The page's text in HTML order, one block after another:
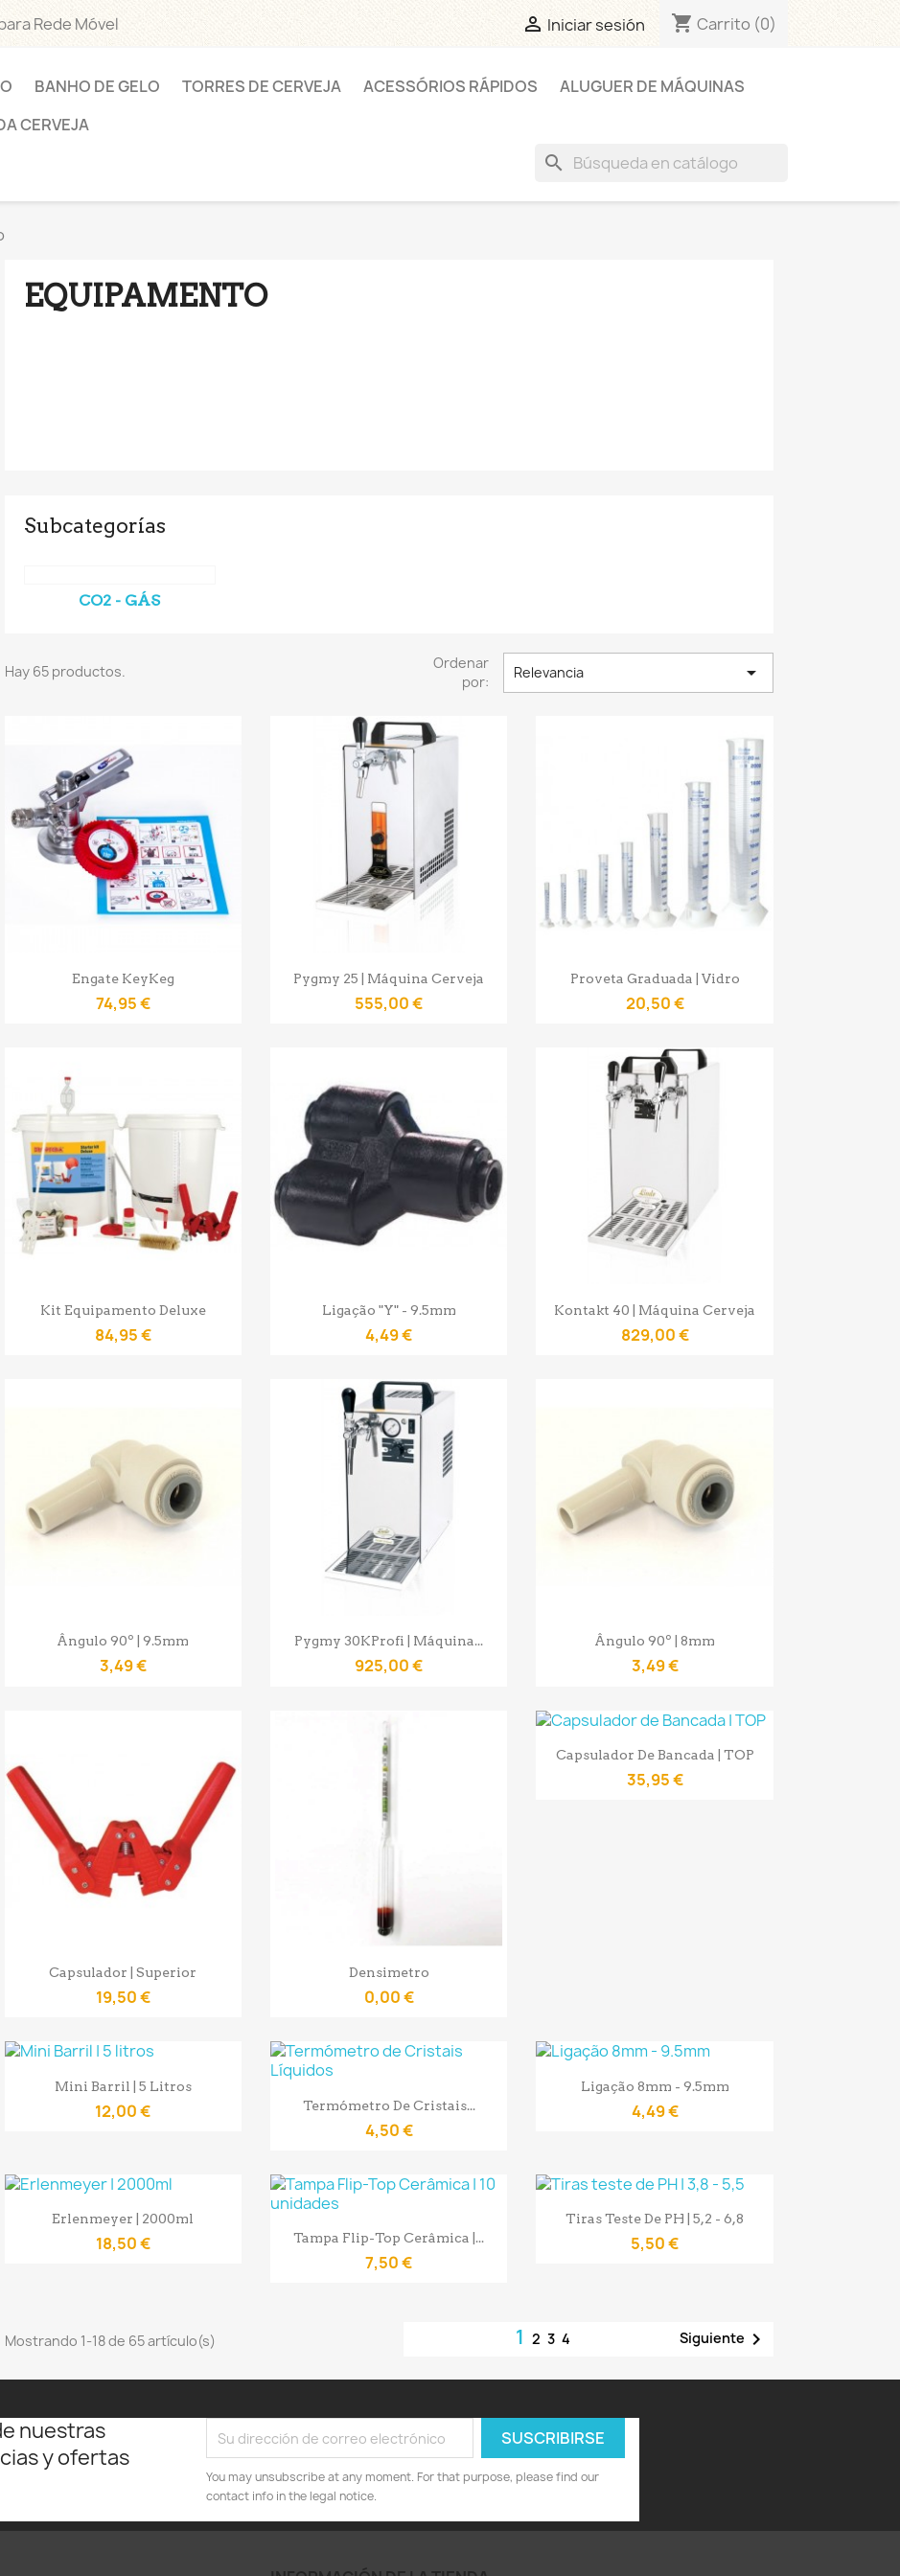
Rede Móvel
 Iniciar sesión shopping_cart Carrito (0)
BANHO DE GELO TORRES DE CERVEJA ACESSÓRIOS RÁPIDOS
ALUGUER DE MÁQUINAS
CERVEJA
search
EQUIPAMENTO
Subcategorías
CO2 - GÁS
Hay 65 productos.
Ordenar
por:
Relevancia 
Vista rápida
Engate KeyKeg
74,95 €
Vista rápida
Pygmy 25 | Máquina Cerveja
555,00 €
Vista rápida
Proveta Graduada | Vidro
20,50 €
Vista rápida
Kit Equipamento Deluxe
84,95 €
Vista rápida
Ligação "Y" - 9.5mm
4,49 €
Vista rápida
Kontakt 40 | Máquina Cerveja
829,00 €
Vista rápida
Ângulo 90º | 9.5mm
3,49 €
Vista rápida
Pygmy 30KProfi | Máquina...
925,00 €
Vista rápida
Ângulo 90º | 8mm
3,49 €
Vista rápida
Capsulador | Superior
19,50 €
Vista rápida
Densimetro
0,00 €
Vista rápida
Capsulador De Bancada | TOP
35,95 €
 Vista rápida
Mini Barril | 5 Litros
12,00 € Vista rápida
Termómetro De Cristais...
4,50 €
Vista rápida
Ligação 8mm - 9.5mm
4,49 €
Vista rápida
Erlenmeyer | 2000ml
18,50 € Vista rápida
Tampa Flip-Top Cerâmica |...
7,50 €
Vista rápida
Tiras Teste De PH | 5,2 - 6,8
5,50 €
Mostrando 1-18 de 65 artículo(s) 1234 Siguiente 
nuestras
y ofertas
You may unsubscribe at any moment. For that purpose, please find our
contact info in the legal notice.